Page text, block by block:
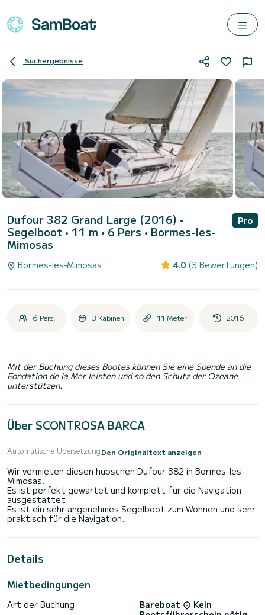
Suchergebnisse
Dufour 382 Grand Large (2016) •
Segelboot • 11 m • 6 Pers • Bormes-les-
Mimosas
Pro
Bormes-les-Mimosas 4.0 (3 Bewertungen)
6 Pers. 3 Kabinen 11 Meter 2016
Mit der Buchung dieses Bootes können Sie eine Spende an die
Fondation de la Mer leisten und so den Schutz der Ozeane
unterstützen.
Über SCONTROSA BARCA
Automatische ÜbersetzungDen Originaltext anzeigen
Wir vermieten diesen hübschen Dufour 382 in Bormes-les-
Mimosas.
Es ist perfekt gewartet und komplett für die Navigation
ausgestattet.
Es ist ein sehr angenehmes Segelboot zum Wohnen und sehr
Details
Mietbedingungen
Art der Buchung Bareboat
Kein